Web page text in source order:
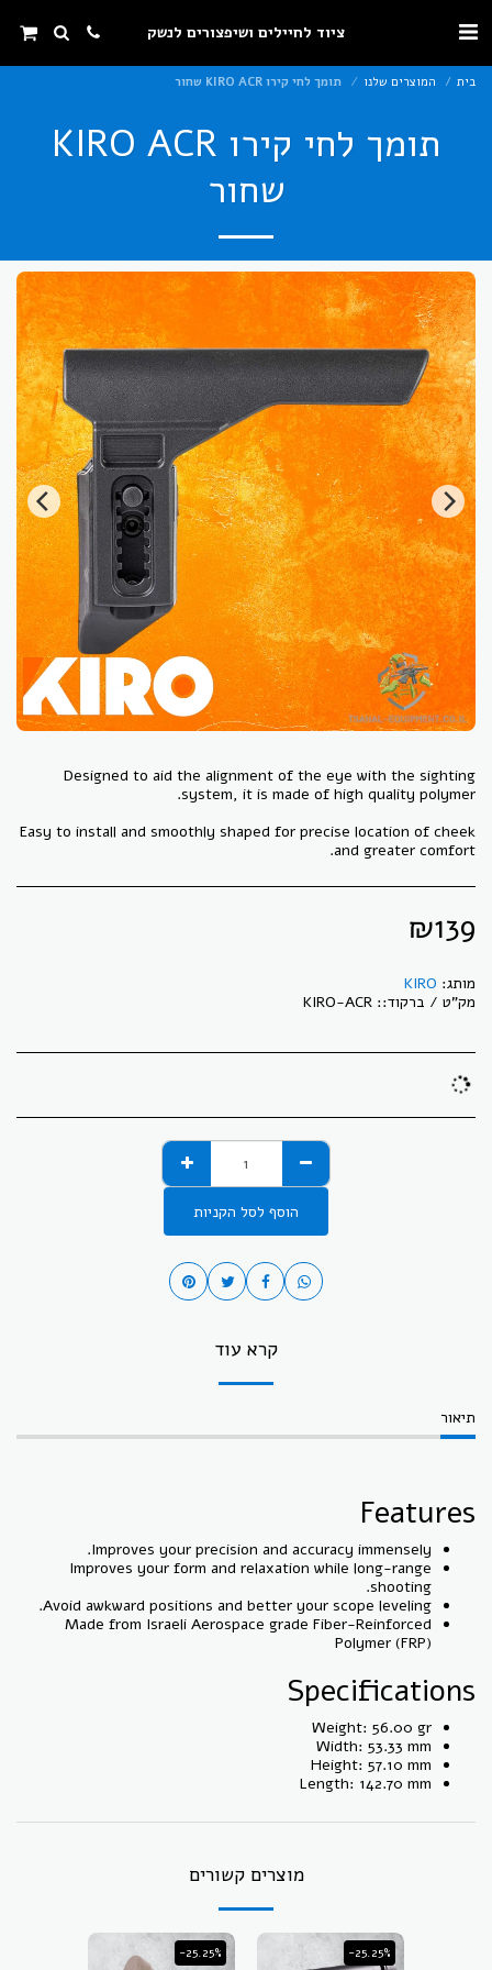
ציוד לחיילים ושיפצורים לנשק
בית המוצרים שלנו תומך לחי קירו KIRO ACR שחור
תומך לחי קירו KIRO ACR
שחור
Designed to aid the alignment of the eye with the sighting
Easy to install and smoothly shaped for precise location of cheek
and greater comfort.
₪139
מותג: KIRO
מק"ט / ברקוד:: KIRO-ACR
הוסף לסל הקניות
קרא עוד
תיאור
Features
Improves your precision and accuracy immensely.
Improves your form and relaxation while long-range
shooting.
Avoid awkward positions and better your scope leveling.
Made from Israeli Aerospace grade Fiber-Reinforced
Polymer (FRP)
Specifications
Weight: 56.00 gr
Width: 53.33 mm
Height: 57.10 mm
Length: 142.70 mm
מוצרים קשורים
-25.25%
-25.25%